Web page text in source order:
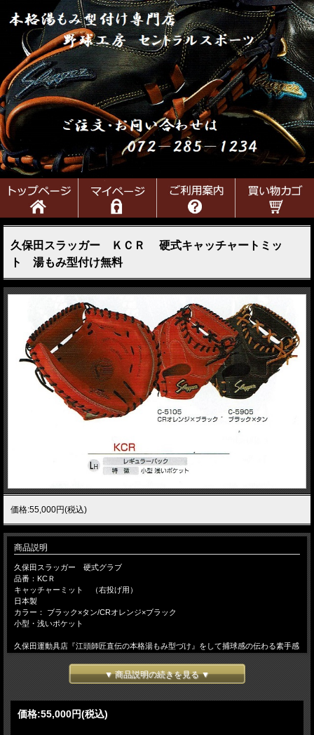
久保田スラッガー ＫＣＲ 硬式キャッチャートミッ
ト 湯もみ型付け無料
価格:55,000円(税込)
商品説明
久保田スラッガー 硬式グラブ
品番：KCＲ
キャッチャーミット （右投げ用）
日本製
カラー： ブラック×タン/CRオレンジ×ブラック
小型・浅いポケット
久保田運動具店『江頭師匠直伝の本格湯もみ型づけ』をして捕球感の伝わる素手感
☆当店では、お客様の大切なグラブを一つひとつ大切にまごころ込めた『手造りの
こころ』で型造りのお手伝いをいたします。
こちらの商品は、メーカーお取り寄せと店頭在庫で運営しております。
在庫切れの場合は、ご了承下さいませ。
▼ 商品説明の続きを見る ▼
価格:55,000円(税込)